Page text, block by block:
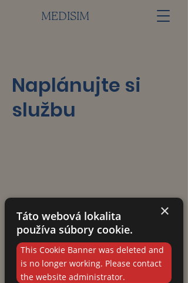
MEDISIM
Naplánujte si
službu
×
Táto webová lokalita
používa súbory cookie.
This Cookie Banner was deleted and
is no longer working. Please contact
the website administrator.